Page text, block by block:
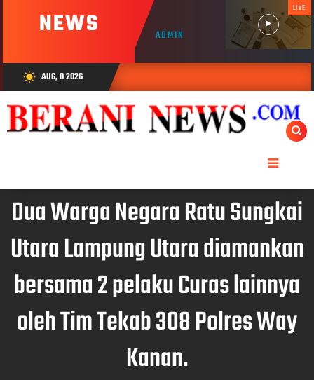
NEWS ADMIN
LIVE
wb_sunny AUG, 8 2026
Dua Warga Negara Ratu Sungkai
Utara Lampung Utara diamankan
bersama 2 pelaku Curas lainnya
oleh Tim Tekab 308 Polres Way
Kanan.